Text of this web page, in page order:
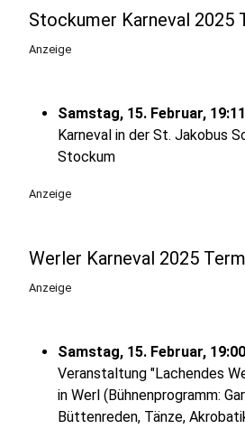
Stockumer Karneval 2025
Anzeige
Samstag, 15. Februar,
Karneval in der St. Jakobus
Stockum
Anzeige
Werler Karneval 2025
Anzeige
Samstag, 15. Februar,
Veranstaltung "Lachendes
in Werl (Bühnenprogramm:
Büttenreden, Tänze,